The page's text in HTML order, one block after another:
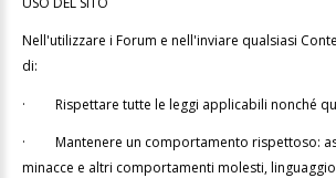
Nell'utilizzare i Forum e nell'inviare qualsiasi
di:
· Rispettare tutte le leggi applicabili nonché
· Mantenere un comportamento rispettoso:
minacce e altri comportamenti molesti,